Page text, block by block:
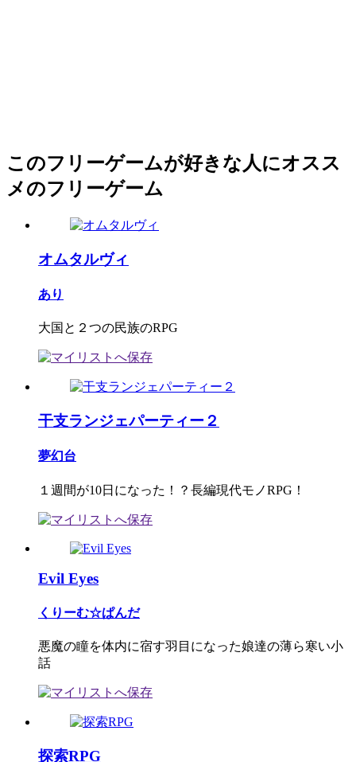
このフリーゲームが好きな人にオスス
メのフリーゲーム
オムタルヴィ
あり
大国と２つの民族のRPG
干支ランジェパーティー２
夢幻台
１週間が10日になった！？長編現代モノRPG！
Evil Eyes
くりーむ☆ぱんだ
悪魔の瞳を体内に宿す羽目になった娘達の薄ら寒い小
話
探索RPG